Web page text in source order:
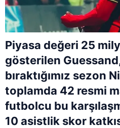
Piyasa değeri 25
gösterilen
bıraktığımız sezon
toplamda 42 resmi
futbolcu bu
10 asistlik skor